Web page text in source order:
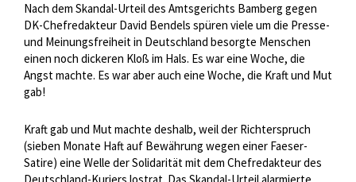
Nach dem Skandal-Urteil des Amtsgerichts Bamberg gegen
DK-Chefredakteur David Bendels spüren viele um die Presse-
und Meinungsfreiheit in Deutschland besorgte Menschen
einen noch dickeren Kloß im Hals. Es war eine Woche, die
Angst machte. Es war aber auch eine Woche, die Kraft und Mut
gab!
Kraft gab und Mut machte deshalb, weil der Richterspruch
(sieben Monate Haft auf Bewährung wegen einer Faeser-
Satire) eine Welle der Solidarität mit dem Chefredakteur des